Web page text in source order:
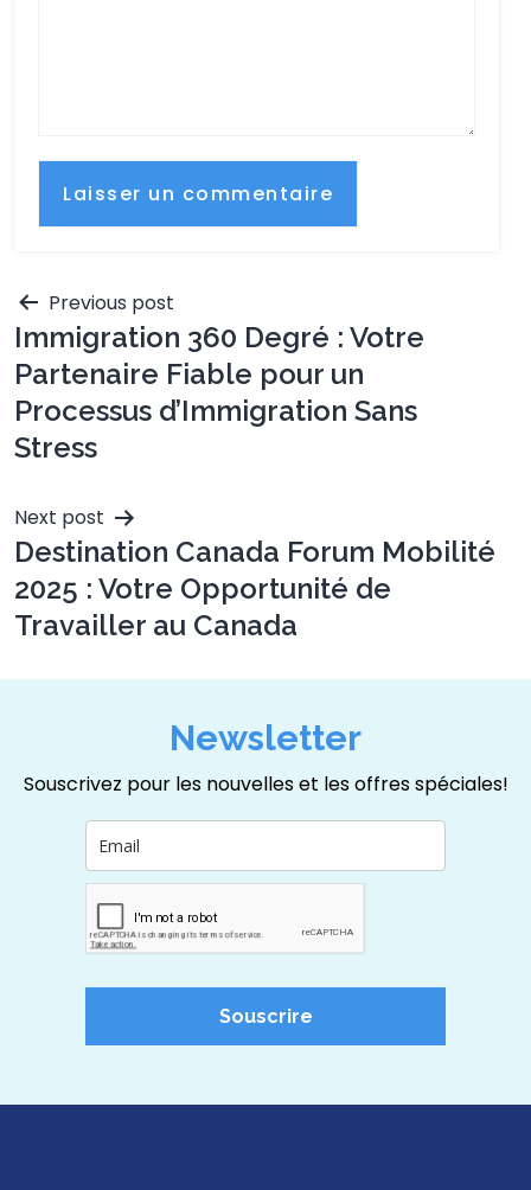
Previous post
Immigration 360 Degré : Votre
Partenaire Fiable pour un
Processus d’Immigration Sans
Stress
Next post
Destination Canada Forum Mobilité
2025 : Votre Opportunité de
Travailler au Canada
Newsletter
Souscrivez pour les nouvelles et les offres spéciales!
Souscrire